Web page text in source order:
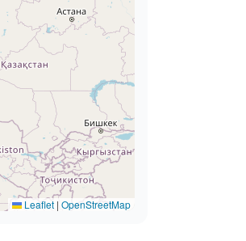
Leaflet | OpenStreetMap